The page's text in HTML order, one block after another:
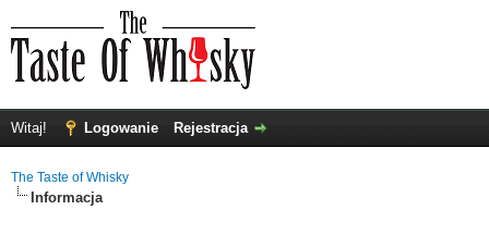
Witaj! Logowanie Rejestracja
The Taste of Whisky
Informacja